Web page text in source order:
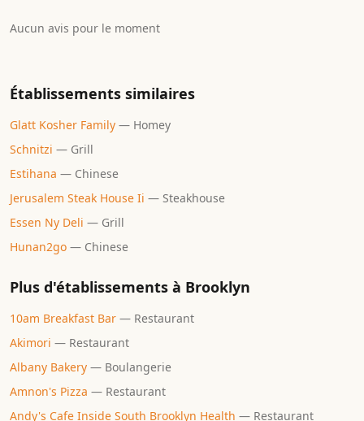
Aucun avis pour le moment
Établissements similaires
Glatt Kosher Family — Homey
Schnitzi — Grill
Estihana — Chinese
Jerusalem Steak House Ii — Steakhouse
Essen Ny Deli — Grill
Hunan2go — Chinese
Plus d'établissements à Brooklyn
10am Breakfast Bar — Restaurant
Akimori — Restaurant
Albany Bakery — Boulangerie
Amnon's Pizza — Restaurant
Andy's Cafe Inside South Brooklyn Health — Restaurant